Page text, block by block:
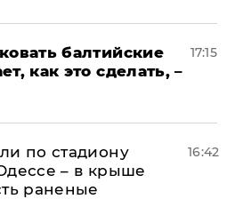
балтийские
как это сделать, –
17:15
по стадиону
– в крыше
раненые
16:42